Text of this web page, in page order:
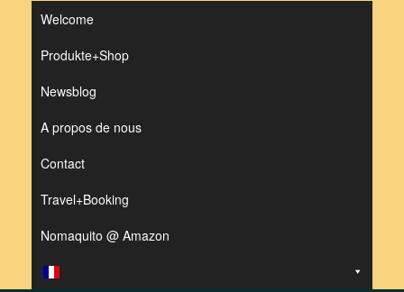
Welcome
Produkte+Shop
Newsblog
A propos de nous
Contact
Travel+Booking
Nomaquito @ Amazon